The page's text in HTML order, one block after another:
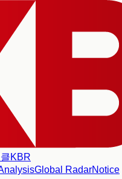
KBR
Global RadarNotice